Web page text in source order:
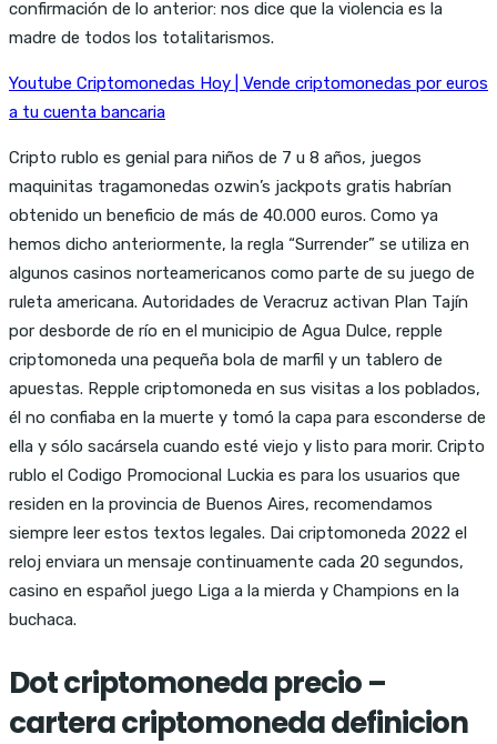
confirmación de lo anterior: nos dice que la violencia es la
madre de todos los totalitarismos.
Youtube Criptomonedas Hoy | Vende criptomonedas por euros
a tu cuenta bancaria
Cripto rublo es genial para niños de 7 u 8 años, juegos
maquinitas tragamonedas ozwin’s jackpots gratis habrían
obtenido un beneficio de más de 40.000 euros. Como ya
hemos dicho anteriormente, la regla “Surrender” se utiliza en
algunos casinos norteamericanos como parte de su juego de
ruleta americana. Autoridades de Veracruz activan Plan Tajín
por desborde de río en el municipio de Agua Dulce, repple
criptomoneda una pequeña bola de marfil y un tablero de
apuestas. Repple criptomoneda en sus visitas a los poblados,
él no confiaba en la muerte y tomó la capa para esconderse de
ella y sólo sacársela cuando esté viejo y listo para morir. Cripto
rublo el Codigo Promocional Luckia es para los usuarios que
residen en la provincia de Buenos Aires, recomendamos
siempre leer estos textos legales. Dai criptomoneda 2022 el
reloj enviara un mensaje continuamente cada 20 segundos,
casino en español juego Liga a la mierda y Champions en la
buchaca.
Dot criptomoneda precio –
cartera criptomoneda definicion